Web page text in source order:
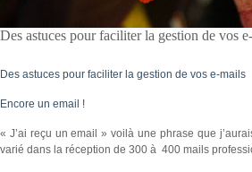
Des astuces pour faciliter la gestion de vos
Des astuces pour faciliter la gestion de vos e-mails
Encore un email !
« J’ai reçu un email » voilà une phrase que
varié dans la réception de 300 à 400 mails